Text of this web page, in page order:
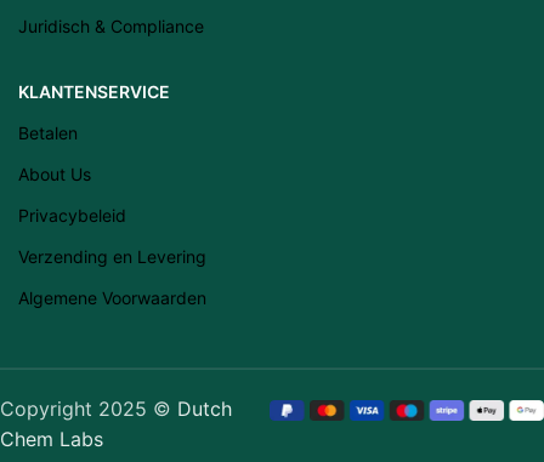
Juridisch & Compliance
KLANTENSERVICE
Betalen
About Us
Privacybeleid
Verzending en Levering
Algemene Voorwaarden
Copyright 2025 © Dutch
Chem Labs